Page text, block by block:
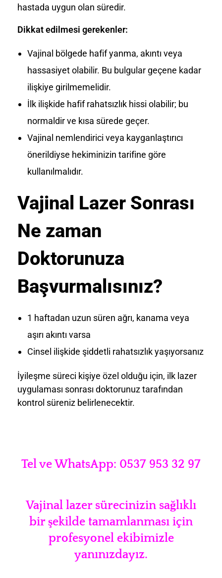
hastada uygun olan süredir.
Dikkat edilmesi gerekenler:
Vajinal bölgede hafif yanma, akıntı veya
hassasiyet olabilir. Bu bulgular geçene kadar
ilişkiye girilmemelidir.
İlk ilişkide hafif rahatsızlık hissi olabilir; bu
normaldir ve kısa sürede geçer.
Vajinal nemlendirici veya kayganlaştırıcı
önerildiyse hekiminizin tarifine göre
kullanılmalıdır.
Vajinal Lazer Sonrası
Ne zaman
Doktorunuza
Başvurmalısınız?
1 haftadan uzun süren ağrı, kanama veya
aşırı akıntı varsa
Cinsel ilişkide şiddetli rahatsızlık yaşıyorsanız
İyileşme süreci kişiye özel olduğu için, ilk lazer
uygulaması sonrası doktorunuz tarafından
kontrol süreniz belirlenecektir.
Tel ve WhatsApp: 0537 953 32 97
Vajinal lazer sürecinizin sağlıklı
bir şekilde tamamlanması için
profesyonel ekibimizle
yanınızdayız.